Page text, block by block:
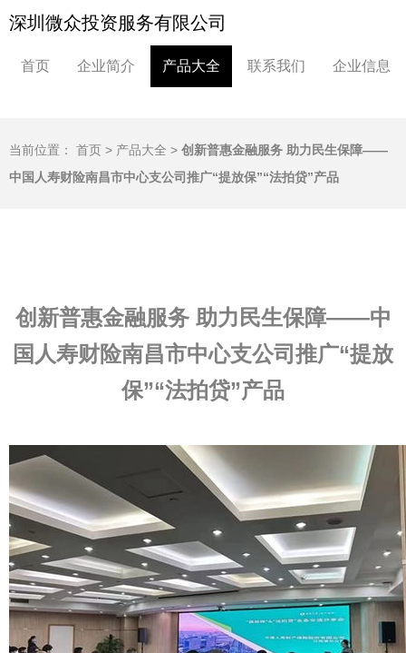
深圳微众投资服务有限公司
首页 企业简介 产品大全 联系我们 企业信息
当前位置： 首页 > 产品大全 > 创新普惠金融服务 助力民生保障——
中国人寿财险南昌市中心支公司推广“提放保”“法拍贷”产品
创新普惠金融服务 助力民生保障——中
国人寿财险南昌市中心支公司推广“提放
保”“法拍贷”产品